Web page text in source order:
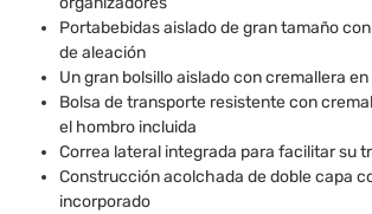
Portabebidas aislado de gran tamaño
de aleación
Un gran bolsillo aislado con cremallera
Bolsa de transporte resistente con
el hombro incluida
Correa lateral integrada para facilitar su
Construcción acolchada de doble capa
incorporado